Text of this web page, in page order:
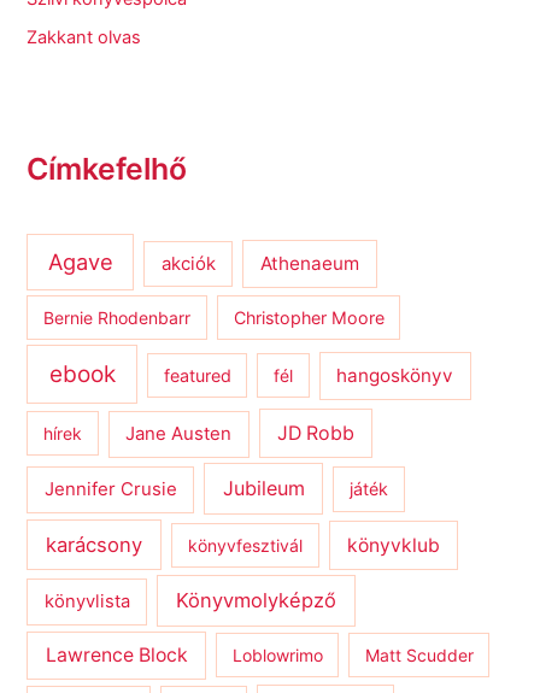
Zakkant olvas
Címkefelhő
Agave akciók Athenaeum
Bernie Rhodenbarr Christopher Moore
ebook featured fél hangoskönyv
hírek Jane Austen JD Robb
Jennifer Crusie Jubileum játék
karácsony könyvfesztivál könyvklub
könyvlista Könyvmolyképző
Lawrence Block Loblowrimo Matt Scudder